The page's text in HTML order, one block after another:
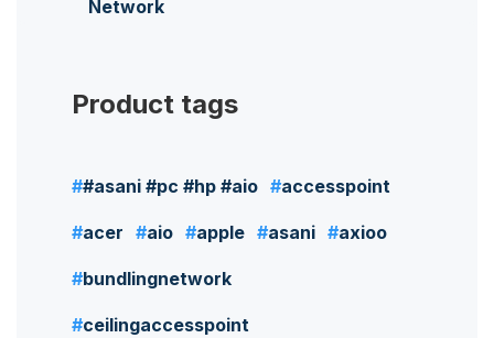
Network
Product tags
#asani #pc #hp #aio accesspoint
acer aio apple asani axioo
bundlingnetwork
ceilingaccesspoint